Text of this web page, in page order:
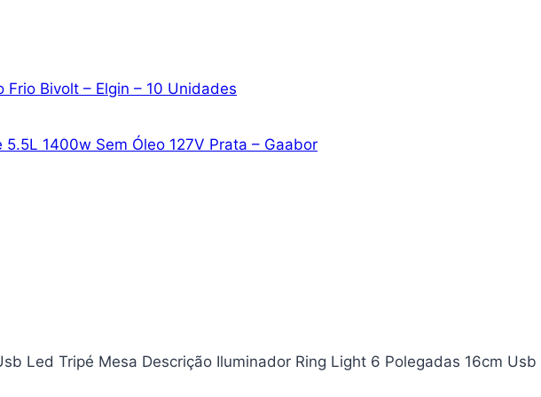
Bivolt – Elgin – 10 Unidades
1400w Sem Óleo 127V Prata – Gaabor
Led Tripé Mesa Descrição Iluminador Ring Light 6 Polegadas 16cm Usb